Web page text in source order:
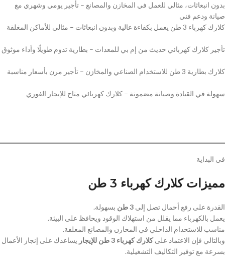
كلارك كهرباء 3 طن يعمل بكفاءة عالية وبدون انبعاثات – مثالي للأماكن المغلقة
تأجير كلارك كهربائي حديث من إم بي للمعدات – بطارية تدوم طويلًا وأداء موثوق
كلارك بطارية 3 طن للاستخدام الصناعي والمخازن – تأجير مرن بأسعار مناسبة
سهولة في القيادة وصيانة مضمونة – كلارك كهربائي متاح للإيجار الفوري
في البداية
مميزات كلارك كهرباء 3 طن
القدرة على رفع أحمال تصل إلى 3 طن
بسهولة.
يعمل بالكهرباء مما يقلل من استهلاك الوقود ويحافظ على البيئة.
مناسب للاستخدام الداخلي في المخازن والمصانع المغلقة.
وبالتالي فإن الاعتماد علىكلارك كهرباء 3 طن للإيجار
يساعدك على إنجاز الأعمال
بسرعة مع توفير التكاليف التشغيلية.